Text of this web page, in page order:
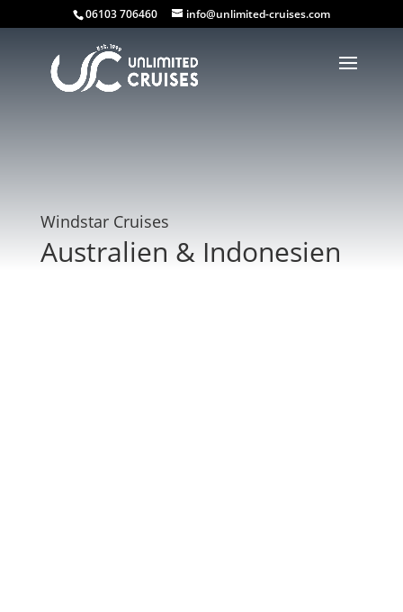
06103 706460 info@unlimited-cruises.com
Windstar Cruises
Australien & Indonesien